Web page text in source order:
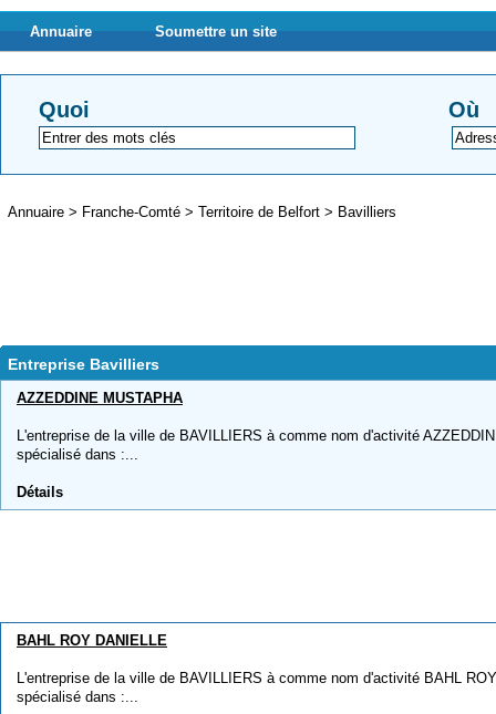
Annuaire Soumettre un site
Quoi Où
Annuaire > Franche-Comté > Territoire de Belfort > Bavilliers
Entreprise Bavilliers
AZZEDDINE MUSTAPHA
L'entreprise de la ville de BAVILLIERS à comme nom d'activité
spécialisé dans :...
Détails
BAHL ROY DANIELLE
L'entreprise de la ville de BAVILLIERS à comme nom d'activité BAHL
spécialisé dans :...